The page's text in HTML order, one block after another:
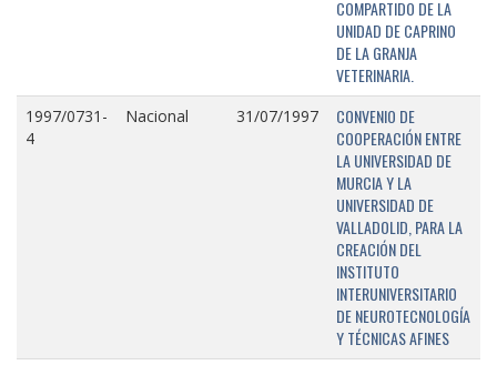
COMPARTIDO DE LA
UNIDAD DE CAPRINO
DE LA GRANJA
VETERINARIA.
1997/0731-
4
Nacional 31/07/1997
CONVENIO DE
COOPERACIÓN ENTRE
LA UNIVERSIDAD DE
MURCIA Y LA
UNIVERSIDAD DE
VALLADOLID, PARA LA
CREACIÓN DEL
INSTITUTO
INTERUNIVERSITARIO
DE NEUROTECNOLOGÍA
Y TÉCNICAS AFINES